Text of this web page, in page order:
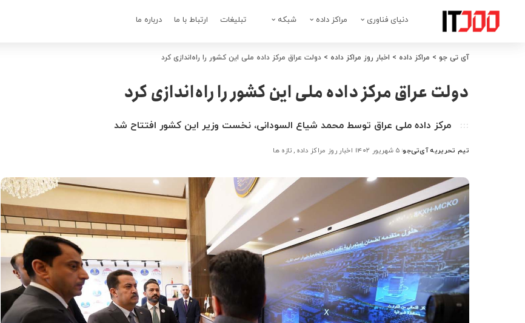
دنیای فناوری مراکز داده شبکه تبلیغات ارتباط با ما درباره ما
آی تی جو > مراکز داده > اخبار روز مراکز داده > دولت عراق مرکز داده ملی این کشور را راه‌اندازی کرد
دولت عراق مرکز داده ملی این کشور را راه‌اندازی کرد
مرکز داده ملی عراق توسط محمد شیاع السودانی، نخست وزیر این کشور افتتاح شد
ارسال
توسط
تیم تحریریه آی‌تی‌جو ۵ شهریور ۱۴۰۲ اخبار روز مراکز داده تازه ها